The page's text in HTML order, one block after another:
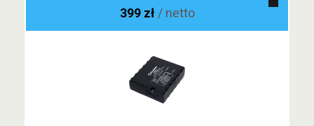
399 zł / netto